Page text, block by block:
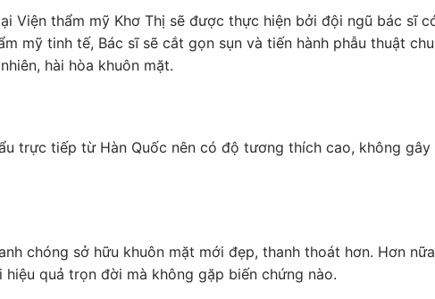
Viện thẩm mỹ Khơ Thị sẽ được thực hiện bởi đội ngũ bác sĩ
mỹ tinh tế, Bác sĩ sẽ cắt gọn sụn và tiến hành phẫu thuật
hài hòa khuôn mặt.
trực tiếp từ Hàn Quốc nên có độ tương thích cao, không gây
chóng sở hữu khuôn mặt mới đẹp, thanh thoát hơn. Hơn
hiệu quả trọn đời mà không gặp biến chứng nào.